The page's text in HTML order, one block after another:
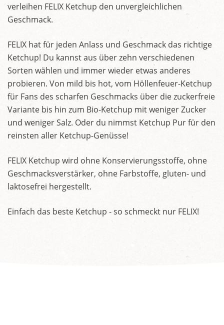
verleihen FELIX Ketchup den unvergleichlichen
Geschmack.
FELIX hat für jeden Anlass und Geschmack das richtige
Ketchup! Du kannst aus über zehn verschiedenen
Sorten wählen und immer wieder etwas anderes
probieren. Von mild bis hot, vom Höllenfeuer-Ketchup
für Fans des scharfen Geschmacks über die zuckerfreie
Variante bis hin zum Bio-Ketchup mit weniger Zucker
und weniger Salz. Oder du nimmst Ketchup Pur für den
reinsten aller Ketchup-Genüsse!
FELIX Ketchup wird ohne Konservierungsstoffe, ohne
Geschmacksverstärker, ohne Farbstoffe, gluten- und
laktosefrei hergestellt.
Einfach das beste Ketchup - so schmeckt nur FELIX!